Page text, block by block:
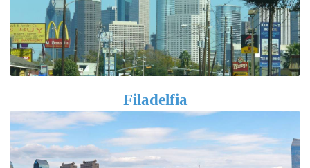
Filadelfia